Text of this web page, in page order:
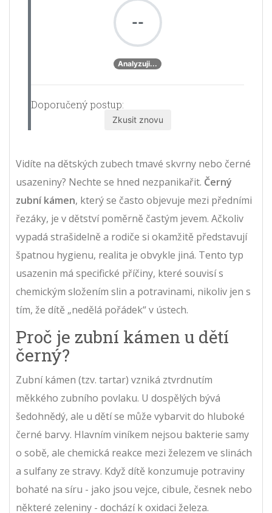
--
Analyzuji...
Doporučený postup:
Zkusit znovu
Vidíte na dětských zubech tmavé skvrny nebo černé
usazeniny? Nechte se hned nezpanikařit. Černý
zubní kámen, který se často objevuje mezi předními
řezáky, je v dětství poměrně častým jevem. Ačkoliv
vypadá strašidelně a rodiče si okamžitě představují
špatnou hygienu, realita je obvykle jiná. Tento typ
usazenin má specifické příčiny, které souvisí s
chemickým složením slin a potravinami, nikoliv jen s
tím, že dítě „nedělá pořádek“ v ústech.
Proč je zubní kámen u dětí
černý?
Zubní kámen (tzv. tartar) vzniká ztvrdnutím
měkkého zubního povlaku. U dospělých bývá
šedohnědý, ale u dětí se může vybarvit do hluboké
černé barvy. Hlavním viníkem nejsou bakterie samy
o sobě, ale chemická reakce mezi železem ve slinách
a sulfany ze stravy. Když dítě konzumuje potraviny
bohaté na síru - jako jsou vejce, cibule, česnek nebo
některé zeleniny - dochází k oxidaci železa.